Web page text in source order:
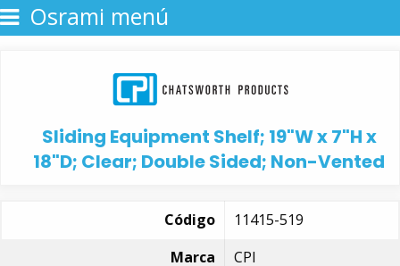
Osrami menú
Sliding Equipment Shelf; 19"W x 7"H x
18"D; Clear; Double Sided; Non-Vented
Código
11415-519
Marca
CPI